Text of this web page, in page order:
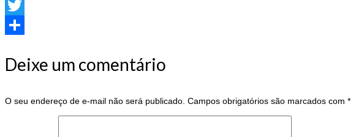
Facebook
Twitter
Deixe um comentário
O seu endereço de e-mail não será publicado. Campos obrigatórios são marcados com *